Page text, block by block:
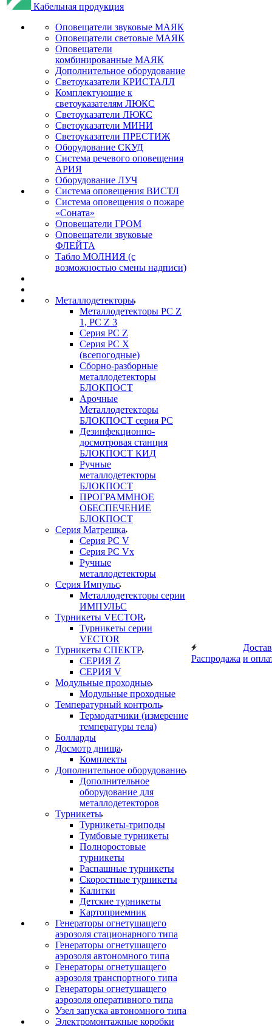
Кабельная продукция
Оповещатели звуковые МАЯК
Оповещатели световые МАЯК
Оповещатели
комбинированные МАЯК
Дополнительное оборудование
Светоуказатели КРИСТАЛЛ
Комплектующие к
светоуказателям ЛЮКС
Светоуказатели ЛЮКС
Светоуказатели МИНИ
Светоуказатели ПРЕСТИЖ
Оборудование СКУД
Система речевого оповещения
АРИЯ
Оборудование ЛУЧ
Система оповещения ВИСТЛ
Система оповещения о пожаре
«Соната»
Оповещатели ГРОМ
Оповещатели звуковые
ФЛЕЙТА
Табло МОЛНИЯ (с
возможностью смены надписи)
Металлодетекторы
Металлодетекторы РС Z
1, PC Z 3
Серия РС Z
Серия РС X
(всепогодные)
Сборно-разборные
металлодетекторы
БЛОКПОСТ
Арочные
Металлодетекторы
БЛОКПОСТ серия РС
Дезинфекционно-
досмотровая станция
БЛОКПОСТ КИД
Ручные
металлодетекторы
БЛОКПОСТ
ПРОГРАММНОЕ
ОБЕСПЕЧЕНИЕ
БЛОКПОСТ
Серия Матрешка
Серия PC V
Серия PC Vx
Ручные
металлодетекторы
Серия Импульс
Металлодетекторы серии
ИМПУЛЬС
Турникеты VECTOR
Турникеты серии
VECTOR
Турникеты СПЕКТР
СЕРИЯ Z
СЕРИЯ V
Модульные проходные
Модульные проходные
Температурный контроль
Термодатчики (измерение
температуры тела)
Болларды
Досмотр днища
Комплекты
Дополнительное оборудование
Дополнительное
оборудование для
металлодетекторов
Турникеты
Турникеты-триподы
Тумбовые турникеты
Полноростовые
турникеты
Распашные турникеты
Скоростные турникеты
Калитки
Детские турникеты
Картоприемник
Генераторы огнетушащего
аэрозоля стационарного типа
Генераторы огнетушащего
аэрозоля автономного типа
Генераторы огнетушащего
аэрозоля транспортного типа
Генераторы огнетушащего
аэрозоля оперативного типа
Узел запуска автономного типа
Электромонтажные коробки
Распродажа и